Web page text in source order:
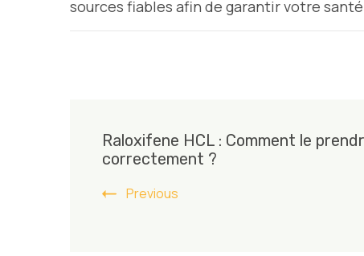
sources fiables afin de garantir votre
Navigation
Raloxifene HCL : Comment le
correctement ?
Previous